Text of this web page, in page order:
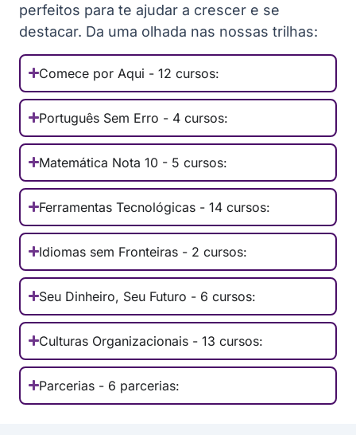
perfeitos para te ajudar a crescer e se
destacar. Da uma olhada nas nossas trilhas:
Comece por Aqui - 12 cursos:
Português Sem Erro - 4 cursos:
Matemática Nota 10 - 5 cursos:
Ferramentas Tecnológicas - 14 cursos:
Idiomas sem Fronteiras - 2 cursos:
Seu Dinheiro, Seu Futuro - 6 cursos:
Culturas Organizacionais - 13 cursos:
Parcerias - 6 parcerias: